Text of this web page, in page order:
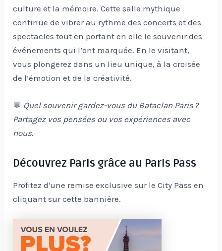
culture et la mémoire. Cette salle mythique
continue de vibrer au rythme des concerts et des
spectacles tout en portant en elle le souvenir des
événements qui l’ont marquée. En le visitant,
vous plongerez dans un lieu unique, à la croisée
de l’émotion et de la créativité.
💬 Quel souvenir gardez-vous du Bataclan Paris ?
Partagez vos pensées ou vos expériences avec
nous.
Découvrez Paris grâce au Paris Pass
Profitez d'une remise exclusive sur le City Pass en
cliquant sur cette bannière.